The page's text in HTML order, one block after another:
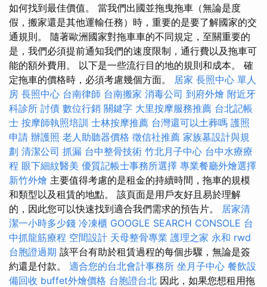
如何找到最佳價值。 當我們出國並拖曳拖車（無論是度
假，搬家還是其他運輸任務）時，重要的是要了解國家的交
通規則。 隨著歐洲國家對拖車車的不同規定，至關重要的
是，我們必須提前通知我們的速度限制，通行費以及拖車可
能的額外費用。 以下是一些流行目的地的規則和成本。 確
定拖車的價格時，必須考慮幾個方面。 居家 長照中心 單人
房 長照中心 台南律師 台南搬家 消毒公司 到府外燴 附近牙
科診所 討債 數位行銷 關鍵字 大里按摩服務推薦 台北記帳
士 按摩師執照培訓 士林按摩推薦 台灣還可以土葬嗎 護照
申請 辦護照 老人助聽器價格 徵信社推薦 家族墓設計與規
劃 清潔公司 抓漏 台中整骨技術 竹北月子中心 台中水療療
程 眼下細紋醫美 優質記帳士事務所選擇 專業餐廳外燴選擇
新竹外燴 主要值得考慮的是租金的持續時間，拖車的規模
和類型以及租賃的地點。 該頁面是用戶友好且易於理解
的，因此您可以快速找到適合我們需求的預告片。 居家清
潔一小時多少錢 冷凍櫃 GOOGLE SEARCH CONSOLE 台
中抓龍筋療程 空間設計 天母整骨專業 護理之家 永和 rwd
台胞證過期 該平台有助於租賃過程的每個步驟，無論是簽
約還是付款。 適合您的台北會計事務所 坐月子中心 餐飲設
備回收 buffet外燴價格 台胞證台北 因此，如果您想租用拖